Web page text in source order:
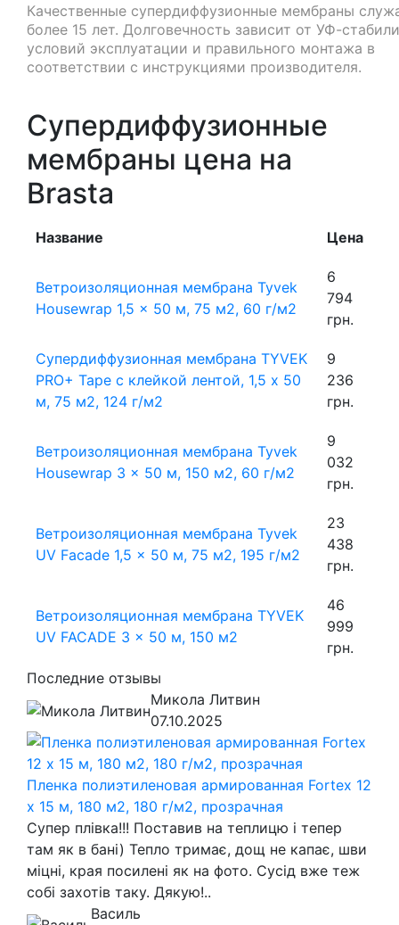
Качественные супердиффузионные мембраны
более 15 лет. Долговечность зависит от УФ-
условий эксплуатации и правильного монтажа в
соответствии с инструкциями производителя.
Супердиффузионные
мембраны цена на
Brasta
Название Цена
Ветроизоляционная мембрана Tyvek
Housewrap 1,5 x 50 м, 75 м2, 60 г/м2
6
794
грн.
Супердиффузионная мембрана TYVEK
PRO+ Tape с клейкой лентой, 1,5 x 50
м, 75 м2, 124 г/м2
9
236
грн.
Ветроизоляционная мембрана Tyvek
Housewrap 3 x 50 м, 150 м2, 60 г/м2
9
032
грн.
Ветроизоляционная мембрана Tyvek
UV Facade 1,5 x 50 м, 75 м2, 195 г/м2
23
438
грн.
Ветроизоляционная мембрана TYVEK
UV FACADE 3 x 50 м, 150 м2
46
999
грн.
Последние отзывы
Микола Литвин
07.10.2025
Пленка полиэтиленовая армированная Fortex 12
х 15 м, 180 м2, 180 г/м2, прозрачная
Супер плівка!!! Поставив на теплицю і тепер
там як в бані) Тепло тримає, дощ не капає, шви
міцні, края посилені як на фото. Сусід вже теж
собі захотів таку. Дякую!..
Василь